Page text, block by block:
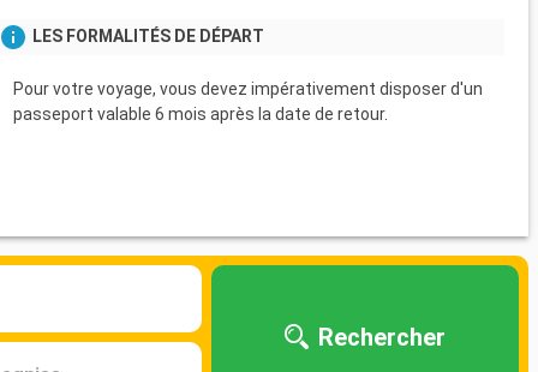
LES FORMALITÉS DE DÉPART
Pour votre voyage, vous devez impérativement disposer d'un
passeport valable 6 mois après la date de retour.
Rechercher